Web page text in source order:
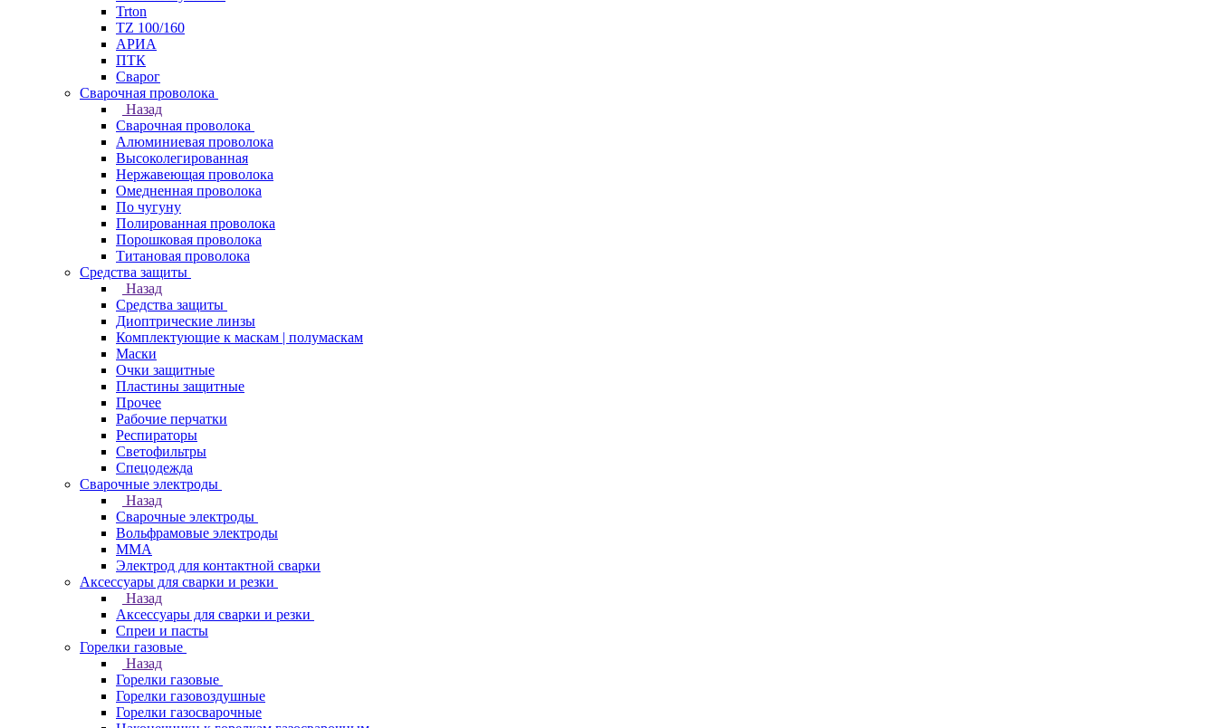
Trton
TZ 100/160
АРИА
ПТК
Сварог
Сварочная проволока
Назад
Сварочная проволока
Алюминиевая проволока
Высоколегированная
Нержавеющая проволока
Омедненная проволока
По чугуну
Полированная проволока
Порошковая проволока
Титановая проволока
Средства защиты
Назад
Средства защиты
Диоптрические линзы
Комплектующие к маскам | полумаскам
Маски
Очки защитные
Пластины защитные
Прочее
Рабочие перчатки
Респираторы
Светофильтры
Спецодежда
Сварочные электроды
Назад
Сварочные электроды
Вольфрамовые электроды
ММА
Электрод для контактной сварки
Аксессуары для сварки и резки
Назад
Аксессуары для сварки и резки
Спреи и пасты
Горелки газовые
Назад
Горелки газовые
Горелки газовоздушные
Горелки газосварочные